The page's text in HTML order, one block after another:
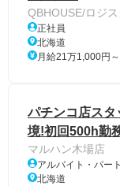
QBHOUSE/ロジ
正社員
北海道
月給21万1,000円～
パチンコ店ス
境!初回500h勤
マルハン木場店
アルバイト・パート
北海道